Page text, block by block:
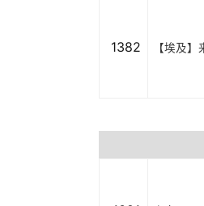
1382 【埃及